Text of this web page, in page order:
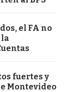
el FA no
la
fuertes y
Montevideo